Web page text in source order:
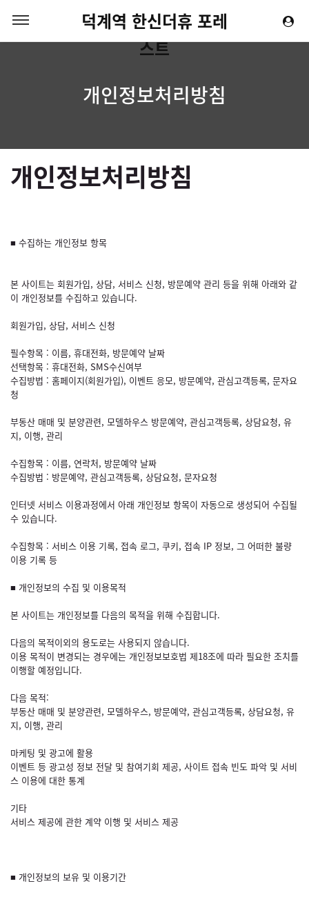
덕계역 한신더휴 포레
스트
개인정보처리방침
개인정보처리방침
■ 수집하는 개인정보 항목
본 사이트는 회원가입, 상담, 서비스 신청, 방문예약 관리 등을 위해 아래와 같
이 개인정보를 수집하고 있습니다.
회원가입, 상담, 서비스 신청
필수항목 : 이름, 휴대전화, 방문예약 날짜
선택항목 : 휴대전화, SMS수신여부
수집방법 : 홈페이지(회원가입), 이벤트 응모, 방문예약, 관심고객등록, 문자요
청
부동산 매매 및 분양관련, 모델하우스 방문예약, 관심고객등록, 상담요청, 유
지, 이행, 관리
수집항목 : 이름, 연락처, 방문예약 날짜
수집방법 : 방문예약, 관심고객등록, 상담요청, 문자요청
인터넷 서비스 이용과정에서 아래 개인정보 항목이 자동으로 생성되어 수집될
수 있습니다.
수집항목 : 서비스 이용 기록, 접속 로그, 쿠키, 접속 IP 정보, 그 어떠한 불량
이용 기록 등
■ 개인정보의 수집 및 이용목적
본 사이트는 개인정보를 다음의 목적을 위해 수집합니다.
다음의 목적이외의 용도로는 사용되지 않습니다.
이용 목적이 변경되는 경우에는 개인정보보호법 제18조에 따라 필요한 조치를
이행할 예정입니다.
다음 목적:
부동산 매매 및 분양관련, 모델하우스, 방문예약, 관심고객등록, 상담요청, 유
지, 이행, 관리
마케팅 및 광고에 활용
이벤트 등 광고성 정보 전달 및 참여기회 제공, 사이트 접속 빈도 파악 및 서비
스 이용에 대한 통계
기타
서비스 제공에 관한 계약 이행 및 서비스 제공
■ 개인정보의 보유 및 이용기간